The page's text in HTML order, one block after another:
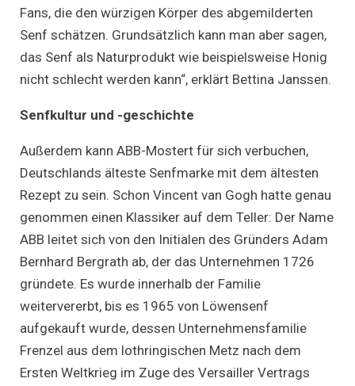
Fans, die den würzigen Körper des abgemilderten
Senf schätzen. Grundsätzlich kann man aber sagen,
das Senf als Naturprodukt wie beispielsweise Honig
nicht schlecht werden kann“, erklärt Bettina Janssen.
Senfkultur und -geschichte
Außerdem kann ABB-Mostert für sich verbuchen,
Deutschlands älteste Senfmarke mit dem ältesten
Rezept zu sein. Schon Vincent van Gogh hatte genau
genommen einen Klassiker auf dem Teller: Der Name
ABB leitet sich von den Initialen des Gründers Adam
Bernhard Bergrath ab, der das Unternehmen 1726
gründete. Es wurde innerhalb der Familie
weitervererbt, bis es 1965 von Löwensenf
aufgekauft wurde, dessen Unternehmensfamilie
Frenzel aus dem lothringischen Metz nach dem
Ersten Weltkrieg im Zuge des Versailler Vertrags